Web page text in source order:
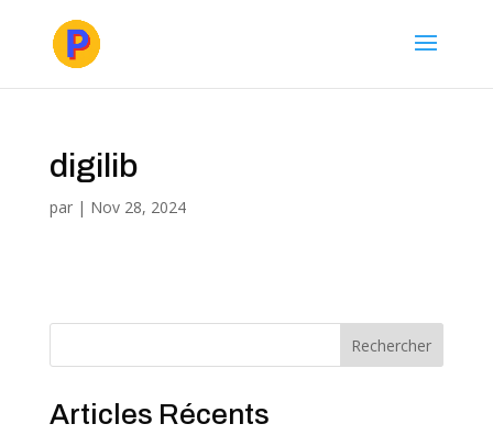
digilib
par | Nov 28, 2024
Rechercher
Articles Récents